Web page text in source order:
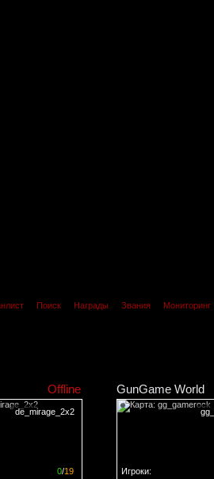
Поиск Награды Звания Мониторинг
Offline
de_mirage_2x2
0/19
GunGame World
Игроки: